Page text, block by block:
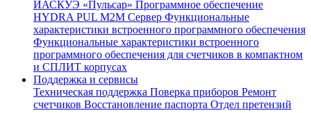
ИАСКУЭ «Пульсар» Программное обеспечение
HYDRA PUL M2M Сервер Функциональные
характеристики встроенного программного обеспечения
Функциональные характеристики встроенного
программного обеспечения для счетчиков в компактном
и СПЛИТ корпусах
Поддержка и сервисы
Техническая поддержка Поверка приборов Ремонт
счетчиков Восстановление паспорта Отдел претензий